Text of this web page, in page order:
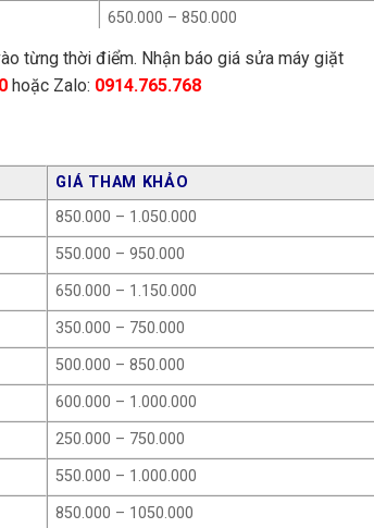
650.000 – 850.000
350.000 – 450.000
250.000 – 350.000
1.300.000 – 1.600.000
1.650.000 – 2.550.000
1.800.000 – 2.200.000
1.200.000 – 1.700.000
1.400.000 – 1.800.000
850.000 – 950.000
250.000 – 1.000.000
250.000 – 400.000
300.000 – 850.000
150.000
từng thời điểm. Nhận báo giá sửa máy giặt
hoặc Zalo: 0914.765.768
GIÁ THAM KHẢO
850.000 – 1.050.000
550.000 – 950.000
650.000 – 1.150.000
350.000 – 750.000
500.000 – 850.000
600.000 – 1.000.000
250.000 – 750.000
550.000 – 1.000.000
850.000 – 1050.000